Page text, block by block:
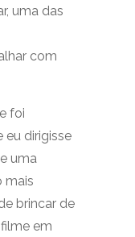
uma das
com
foi
eu dirigisse
uma
mais
brincar de
em